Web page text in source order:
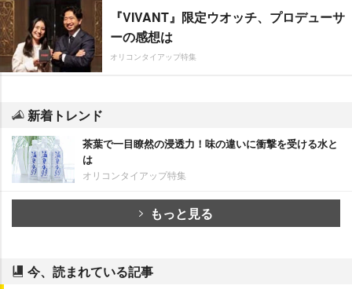
『VIVANT』限定ウオッチ、プロデューサ
ーの感想は
オリコンタイアップ特集
新着トレンド
茶葉で一目瞭然の浸透力！味の違いに衝撃を受ける水と
は
オリコンタイアップ特集
もっと見る
今、読まれている記事